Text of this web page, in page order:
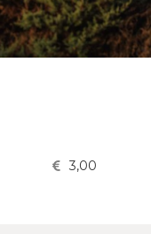
3,00